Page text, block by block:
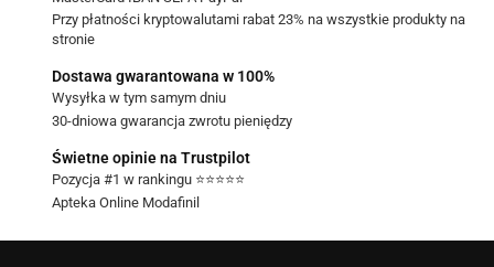
Przy płatności kryptowalutami rabat 23% na wszystkie produkty na
stronie
Dostawa gwarantowana w 100%
Wysyłka w tym samym dniu
30-dniowa gwarancja zwrotu pieniędzy
Świetne opinie na Trustpilot
Pozycja #1 w rankingu ⭐⭐⭐⭐⭐
Apteka Online Modafinil